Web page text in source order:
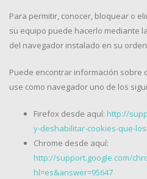
Para permitir, conocer, bloquear o
su equipo puede hacerlo mediante
del navegador instalado en su
Puede encontrar información sobre
use como navegador uno de los
Firefox desde aquí: http://
y-deshabilitar-cookies-que-
Chrome desde aquí:
http://support.google.com/
hl=es&answer=95647